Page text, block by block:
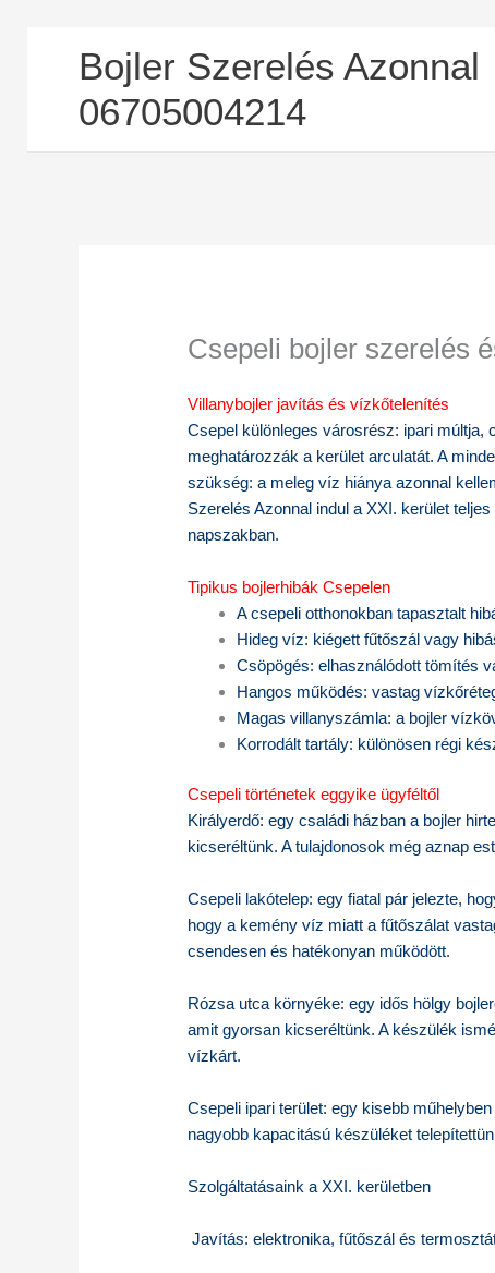
Bojler Szerelés Azonnal
06705004214
Csepeli bojler szerelés
Villanybojler javítás és vízkőtelenítés
Csepel különleges városrész: ipari múltja,
meghatározzák a kerület arculatát. A
szükség: a meleg víz hiánya azonnal
Szerelés Azonnal indul a XXI. kerület
napszakban.
Tipikus bojlerhibák Csepelen
A csepeli otthonokban tapasztalt
Hideg víz: kiégett fűtőszál vagy
Csöpögés: elhasználódott tömítés
Hangos működés: vastag
Magas villanyszámla: a bojler
Korrodált tartály: különösen régi
Csepeli történetek eggyike ügyféltől
Királyerdő: egy családi házban a bojler
kicseréltünk. A tulajdonosok még aznap
Csepeli lakótelep: egy fiatal pár jelezte,
hogy a kemény víz miatt a fűtőszálat
csendesen és hatékonyan működött.
Rózsa utca környéke: egy idős hölgy
amit gyorsan kicseréltünk. A készülék
vízkárt.
Csepeli ipari terület: egy kisebb
nagyobb kapacitású készüléket
Szolgáltatásaink a XXI. kerületben
Javítás: elektronika, fűtőszál és